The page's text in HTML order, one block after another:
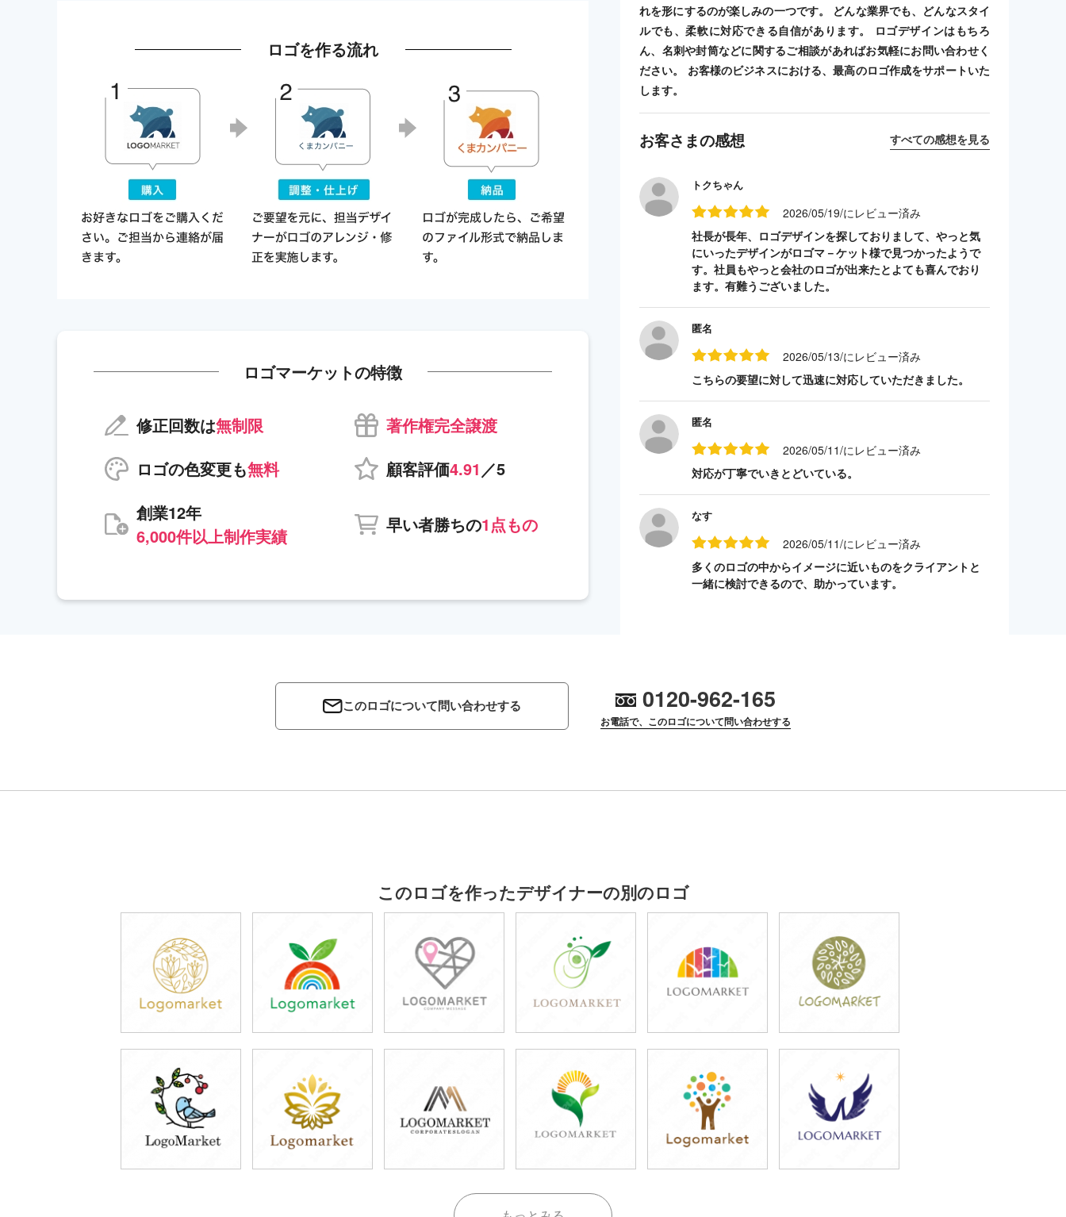
ロゴを作る流れ
ロゴマーケットの特徴
修正回数は無制限
著作権完全譲渡
ロゴの色変更も無料 顧客評価4.91 ／5
創業12年
6,000件以上制作実績
早い者勝ちの1点もの
れを形にするのが楽しみの一つです。 どんな業界でも、どんなスタイ
ルでも、柔軟に対応できる自信があります。 ロゴデザインはもちろ
ん、名刺や封筒などに関するご相談があればお気軽にお問い合わせく
ださい。 お客様のビジネスにおける、最高のロゴ作成をサポートいた
します。
お客さまの感想 すべての感想を見る
トクちゃん
2026/05/19/にレビュー済み
社長が長年、ロゴデザインを探しておりまして、やっと気
にいったデザインがロゴマ－ケット様で見つかったようで
す。社員もやっと会社のロゴが出来たとよても喜んでおり
ます。有難うございました。
匿名
2026/05/13/にレビュー済み
こちらの要望に対して迅速に対応していただきました。
匿名
2026/05/11/にレビュー済み
対応が丁寧でいきとどいている。
なす
2026/05/11/にレビュー済み
多くのロゴの中からイメージに近いものをクライアントと
一緒に検討できるので、助かっています。
このロゴについて問い合わせする 0120-962-165
お電話で、このロゴについて問い合わせする
このロゴを作ったデザイナーの別のロゴ